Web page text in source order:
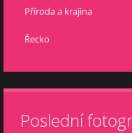
Příroda a krajina
Řecko
Poslední